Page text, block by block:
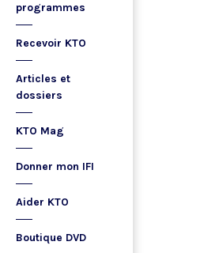
programmes
Recevoir KTO
Articles et
dossiers
KTO Mag
Donner mon IFI
Aider KTO
Boutique DVD